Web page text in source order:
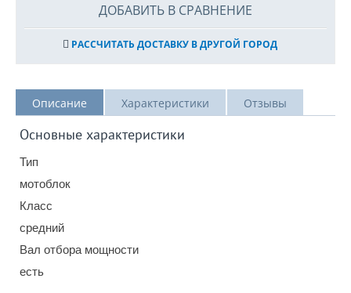
ДОБАВИТЬ В СРАВНЕНИЕ
РАССЧИТАТЬ ДОСТАВКУ В ДРУГОЙ ГОРОД
Описание Характеристики Отзывы
Основные характеристики
Тип
мотоблок
Класс
средний
Вал отбора мощности
есть